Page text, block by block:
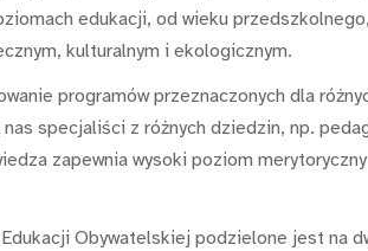
edukacji, od wieku
kulturalnym i ekologicznym.
programów przeznaczonych dla
nas specjaliści z różnych dziedzin, np.
zapewnia wysoki poziom
Obywatelskiej podzielone jest na